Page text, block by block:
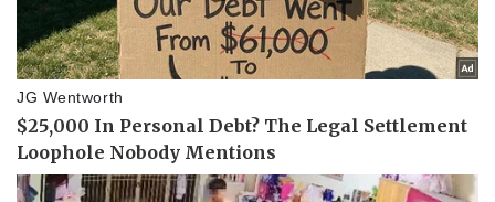
Cây thuốc
Sản phụ khoa
Nhi khoa
Nam khoa
Làm đẹp - giảm cân
Phòng mạch online
Ăn sạch sống khỏe
Blog
Tình yêu - Gia đình